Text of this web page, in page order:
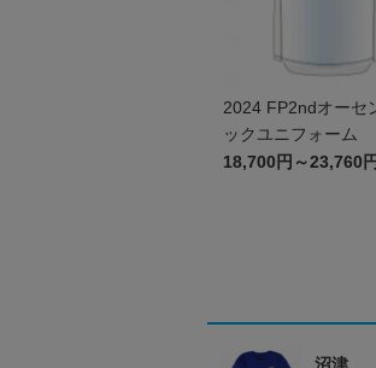
2024 FP2ndオーセ
ックユニフォーム
18,700円～23,760円